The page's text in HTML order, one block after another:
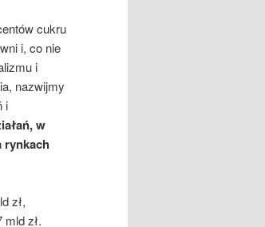
cukru
i, co nie
i
nazwijmy
i
w
rynkach
zł,
zł.